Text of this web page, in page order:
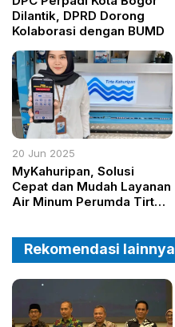
Dilantik, DPRD Dorong
Kolaborasi dengan BUMD
20 Jun 2025
MyKahuripan, Solusi
Cepat dan Mudah Layanan
Air Minum Perumda Tirta
Rekomendasi lainnya